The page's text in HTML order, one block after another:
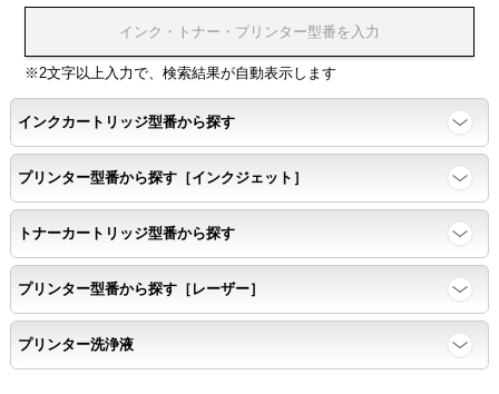
※2文字以上入力で、検索結果が自動表示します
インクカートリッジ型番から探す
プリンター型番から探す［インクジェット］
トナーカートリッジ型番から探す
プリンター型番から探す［レーザー］
プリンター洗浄液